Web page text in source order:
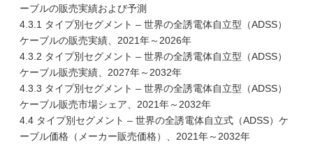
ーブルの販売実績および予測
4.3.1 タイプ別セグメント – 世界の全誘電体自立型（ADSS）
ケーブルの販売実績、2021年～2026年
4.3.2 タイプ別セグメント – 世界の全誘電体自立型（ADSS）
ケーブル販売実績、2027年～2032年
4.3.3 タイプ別セグメント – 世界の全誘電体自立型（ADSS）
ケーブル販売市場シェア、2021年～2032年
4.4 タイプ別セグメント – 世界の全誘電体自立式（ADSS）ケ
ーブル価格（メーカー販売価格）、2021年～2032年